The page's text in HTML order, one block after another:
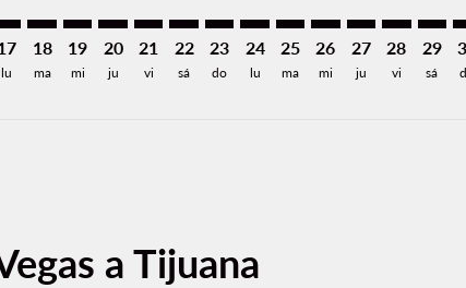
lu
18
ma
19
mi
20
ju
21
vi
22
sá
23
do
24
lu
25
ma
26
mi
27
ju
28
vi
29
sá
a Tijuana